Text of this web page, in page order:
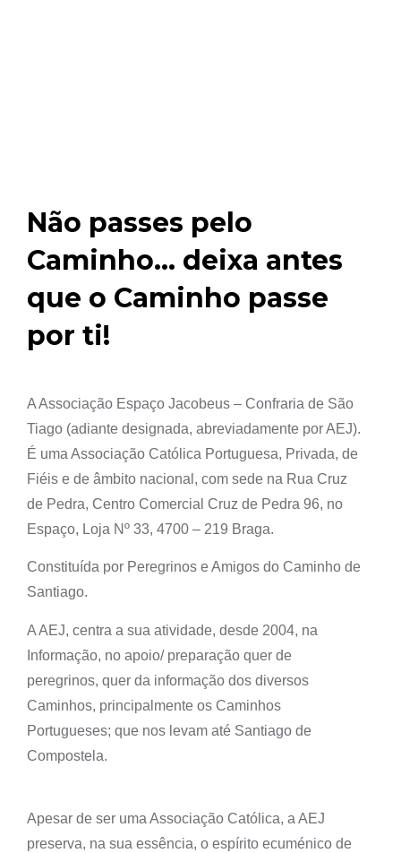
Não passes pelo
Caminho... deixa antes
que o Caminho passe
por ti!
A Associação Espaço Jacobeus – Confraria de São
Tiago (adiante designada, abreviadamente por AEJ).
É uma Associação Católica Portuguesa, Privada, de
Fiéis e de âmbito nacional, com sede na Rua Cruz
de Pedra, Centro Comercial Cruz de Pedra 96, no
Espaço, Loja Nº 33, 4700 – 219 Braga.
Constituída por Peregrinos e Amigos do Caminho de
Santiago.
A AEJ, centra a sua atividade, desde 2004, na
Informação, no apoio/ preparação quer de
peregrinos, quer da informação dos diversos
Caminhos, principalmente os Caminhos
Portugueses; que nos levam até Santiago de
Compostela.
Apesar de ser uma Associação Católica, a AEJ
preserva, na sua essência, o espírito ecuménico de